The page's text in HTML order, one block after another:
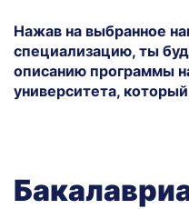
Нажав на выбранное
специализацию, ты
описанию программы
университета,